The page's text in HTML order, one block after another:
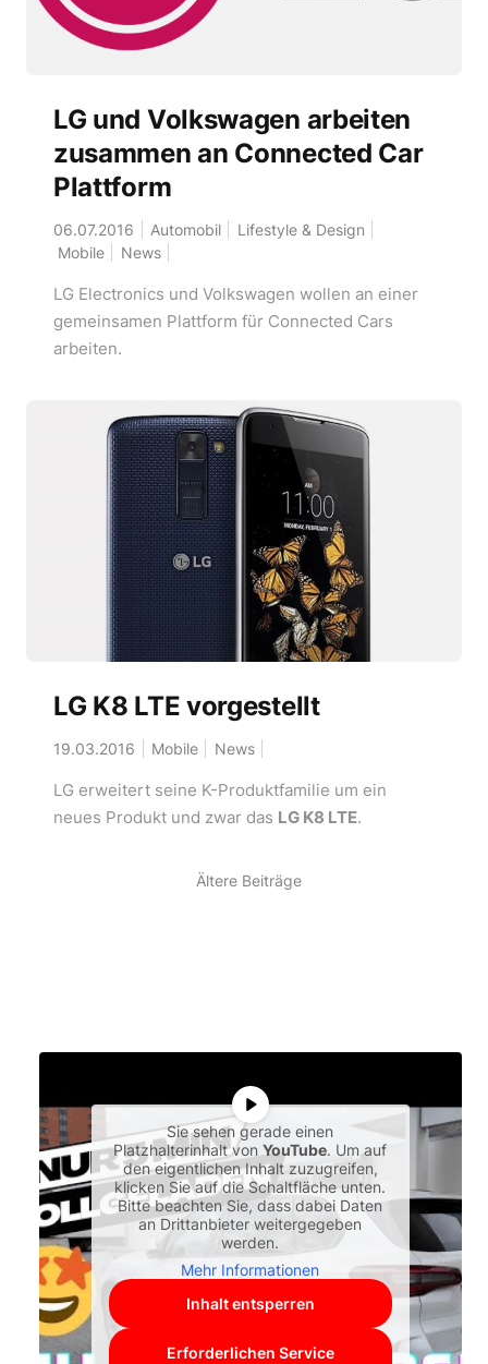
LG und Volkswagen arbeiten
zusammen an Connected Car
Plattform
06.07.2016 Automobil
Lifestyle & Design
Mobile
News
LG Electronics und Volkswagen wollen an einer
gemeinsamen Plattform für Connected Cars
arbeiten.
LG K8 LTE vorgestellt
19.03.2016 Mobile News
LG erweitert seine K-Produktfamilie um ein
neues Produkt und zwar das LG K8 LTE.
Ältere Beiträge
Sie sehen gerade einen
Platzhalterinhalt vonYouTube. Um auf
den eigentlichen Inhalt zuzugreifen,
klicken Sie auf die Schaltfläche unten.
Bitte beachten Sie, dass dabei Daten
an Drittanbieter weitergegeben
werden.
Mehr Informationen
Inhalt entsperren
Erforderlichen Service